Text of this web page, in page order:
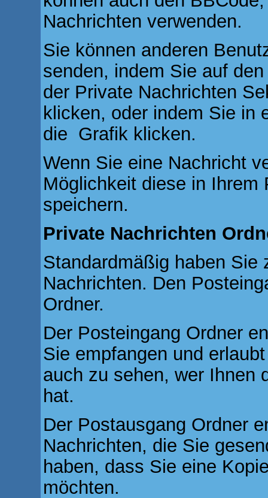
Nachrichten verwenden.
Sie können anderen
senden, indem Sie auf den
der Private Nachrichten
klicken, oder indem Sie in
die Grafik klicken.
Wenn Sie eine Nachricht
Möglichkeit diese in Ihrem
speichern.
Private Nachrichten
Standardmäßig haben Sie
Nachrichten. Den
Ordner.
Der Posteingang Ordner
Sie empfangen und
auch zu sehen, wer Ihnen
hat.
Der Postausgang Ordner
Nachrichten, die Sie
haben, dass Sie eine
möchten.